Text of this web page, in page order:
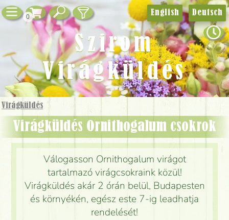
0
Virágküldés
Virágküldés Ornithogalum csokrok
Válogasson Ornithogalum virágot
tartalmazó virágcsokraink közül!
Virágküldés akár 2 órán belül, Budapesten
és környékén, egész este 7-ig leadhatja
rendelését!
English Deutsch
Szirom
Virágküldés